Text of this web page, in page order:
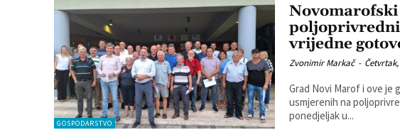
GOSPODARSTVO
vrijedne
Zvonimir Markač -
Grad Novi Marof i ove je
usmjerenih na
ponedjeljak u...